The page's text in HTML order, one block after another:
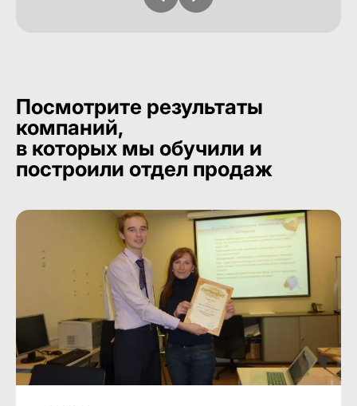
Посмотрите результаты
компаний,
в которых мы обучили и
построили отдел продаж